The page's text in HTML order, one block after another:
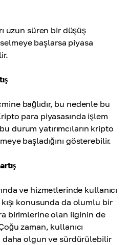
uzun süren bir düşüş
başlarsa piyasa
bağlıdır, bu nedenle bu
para piyasasında işlem
durum yatırımcıların kripto
başladığını gösterebilir.
ve hizmetlerinde kullanıcı
kışı konusunda da olumlu bir
birimlerine olan ilginin de
zaman, kullanıcı
daha olgun ve sürdürülebilir